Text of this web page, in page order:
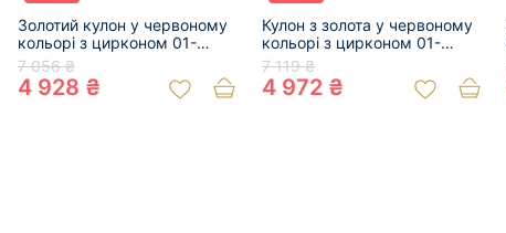
Золотий кулон у червоному
кольорі з цирконом 01-
200289546
7 056 ₴
4 928 ₴
Кулон з золота у червоному
кольорі з цирконом 01-
200214076
7 119 ₴
4 972 ₴